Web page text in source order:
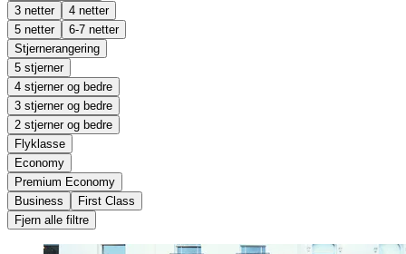
3 netter
4 netter
5 netter
6-7 netter
Stjernerangering
5 stjerner
4 stjerner og bedre
3 stjerner og bedre
2 stjerner og bedre
Flyklasse
Economy
Premium Economy
Business
First Class
Fjern alle filtre